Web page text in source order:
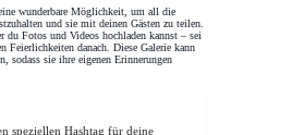
wunderbare Möglichkeit, um all die
und sie mit deinen Gästen zu teilen.
du Fotos und Videos hochladen kannst – sei
Feierlichkeiten danach. Diese Galerie kann
sodass sie ihre eigenen Erinnerungen
speziellen Hashtag für deine